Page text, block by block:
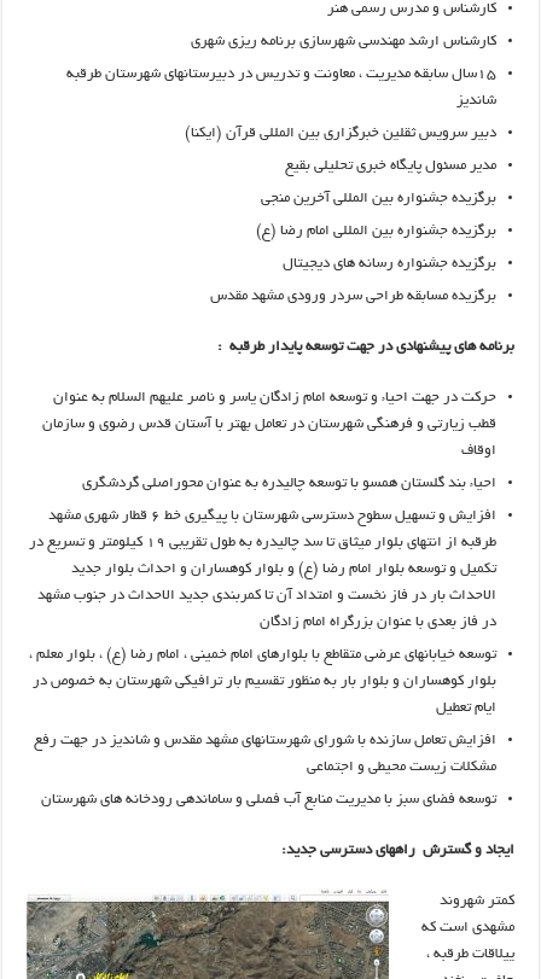
کارشناس و مدرس رسمی هنر
کارشناس ارشد مهندسی شهرسازی برنامه ریزی شهری
۱۵سال سابقه مدیریت ، معاونت و تدریس در دبیرستانهای شهرستان طرقبه
شاندیز
دبیر سرویس ثقلین خبرگزاری بین المللی قرآن (ایکنا)
مدیر مسئول پایگاه خبری تحلیلی بقیع
برگزیده جشنواره بین المللی آخرین منجی
برگزیده جشنواره بین المللی امام رضا (ع)
برگزیده جشنواره رسانه های دیجیتال
برگزیده مسابقه طراحی سردر ورودی مشهد مقدس
برنامه های پیشنهادی در جهت توسعه پایدار طرقبه :
حرکت در جهت احیاء و توسعه امام زادگان یاسر و ناصر علیهم السلام به عنوان
قطب زیارتی و فرهنگی شهرستان در تعامل بهتر با آستان قدس رضوی و سازمان
اوقاف
احیاء بند گلستان همسو با توسعه چالیدره به عنوان محوراصلی گردشگری
افزایش و تسهیل سطوح دسترسی شهرستان با پیگیری خط ۶ قطار شهری مشهد
طرقبه از انتهای بلوار میثاق تا سد چالیدره به طول تقریبی ۱۹ کیلومتر و تسریع در
تکمیل و توسعه بلوار امام رضا (ع) و بلوار کوهساران و احداث بلوار جدید
الاحداث بار در فاز نخست و امتداد آن تا کمربندی جدید الاحداث در جنوب مشهد
در فاز بعدی با عنوان بزرگراه امام زادگان
توسعه خیابانهای عرضی متقاطع با بلوارهای امام خمینی ، امام رضا (ع) ، بلوار معلم ،
بلوار کوهساران و بلوار بار به منظور تقسیم بار ترافیکی شهرستان به خصوص در
ایام تعطیل
افزایش تعامل سازنده با شورای شهرستانهای مشهد مقدس و شاندیز در جهت رفع
مشکلات زیست محیطی و اجتماعی
توسعه فضای سبز با مدیریت منابع آب فصلی و ساماندهی رودخانه های شهرستان
ایجاد و گسترش راههای دسترسی جدید:
کمتر شهروند
مشهدی است که
ییلاقات طرقبه ،